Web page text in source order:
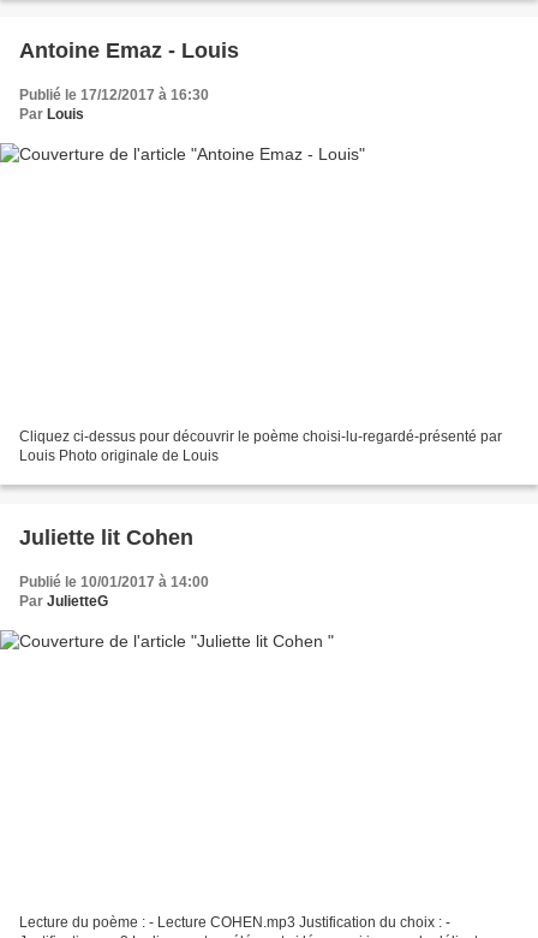
Antoine Emaz - Louis
Publié le 17/12/2017 à 16:30
Par Louis
Cliquez ci-dessus pour découvrir le poème choisi-lu-regardé-présenté par
Louis Photo originale de Louis
Juliette lit Cohen
Publié le 10/01/2017 à 14:00
Par JulietteG
Lecture du poème : - Lecture COHEN.mp3 Justification du choix : -